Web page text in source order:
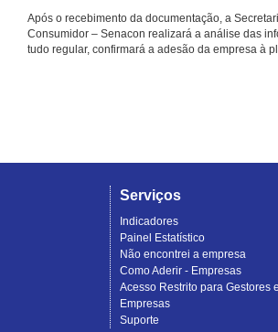
Após o recebimento da documentação, a
Consumidor – Senacon realizará a análise das
tudo regular, confirmará a adesão da empresa à
Serviços
Indicadores
Painel Estatístico
Não encontrei a empresa
Como Aderir - Empresas
Acesso Restrito para Gestores e
Empresas
Suporte